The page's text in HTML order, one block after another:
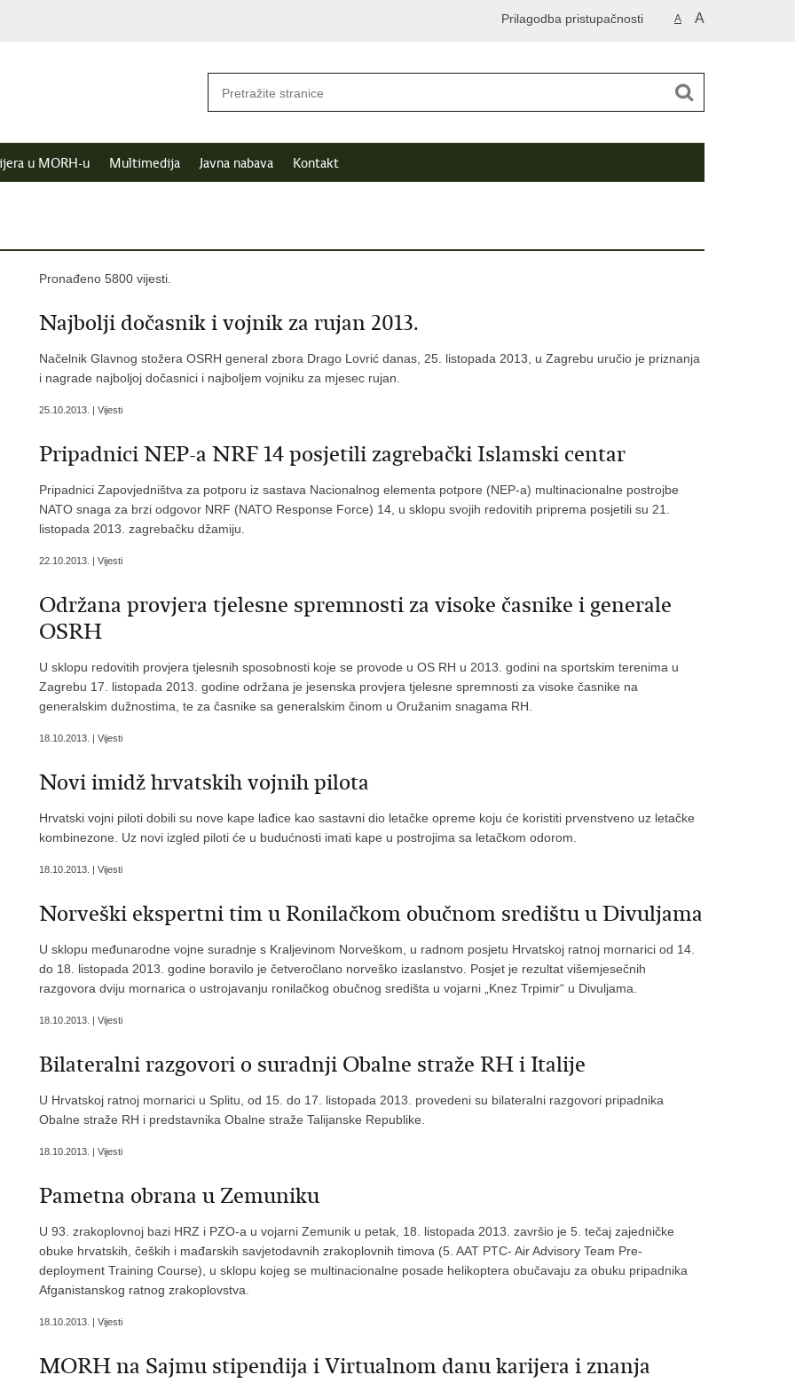
A A
Prilagodba pristupačnosti
u MORH-u Multimedija Javna nabava Kontakt
Pronađeno 5800 vijesti.
Najbolji dočasnik i vojnik za rujan 2013.
Načelnik Glavnog stožera OSRH general zbora Drago Lovrić danas, 25. listopada 2013, u Zagrebu uručio je priznanja
i nagrade najboljoj dočasnici i najboljem vojniku za mjesec rujan.
25.10.2013. | Vijesti
Pripadnici NEP-a NRF 14 posjetili zagrebački Islamski centar
Pripadnici Zapovjedništva za potporu iz sastava Nacionalnog elementa potpore (NEP-a) multinacionalne postrojbe
NATO snaga za brzi odgovor NRF (NATO Response Force) 14, u sklopu svojih redovitih priprema posjetili su 21.
listopada 2013. zagrebačku džamiju.
22.10.2013. | Vijesti
Održana provjera tjelesne spremnosti za visoke časnike i generale
OSRH
U sklopu redovitih provjera tjelesnih sposobnosti koje se provode u OS RH u 2013. godini na sportskim terenima u
Zagrebu 17. listopada 2013. godine održana je jesenska provjera tjelesne spremnosti za visoke časnike na
generalskim dužnostima, te za časnike sa generalskim činom u Oružanim snagama RH.
18.10.2013. | Vijesti
Novi imidž hrvatskih vojnih pilota
Hrvatski vojni piloti dobili su nove kape lađice kao sastavni dio letačke opreme koju će koristiti prvenstveno uz letačke
kombinezone. Uz novi izgled piloti će u budućnosti imati kape u postrojima sa letačkom odorom.
18.10.2013. | Vijesti
Norveški ekspertni tim u Ronilačkom obučnom središtu u Divuljama
U sklopu međunarodne vojne suradnje s Kraljevinom Norveškom, u radnom posjetu Hrvatskoj ratnoj mornarici od 14.
do 18. listopada 2013. godine boravilo je četveročlano norveško izaslanstvo. Posjet je rezultat višemjesečnih
razgovora dviju mornarica o ustrojavanju ronilačkog obučnog središta u vojarni „Knez Trpimir“ u Divuljama.
18.10.2013. | Vijesti
Bilateralni razgovori o suradnji Obalne straže RH i Italije
U Hrvatskoj ratnoj mornarici u Splitu, od 15. do 17. listopada 2013. provedeni su bilateralni razgovori pripadnika
Obalne straže RH i predstavnika Obalne straže Talijanske Republike.
18.10.2013. | Vijesti
Pametna obrana u Zemuniku
U 93. zrakoplovnoj bazi HRZ i PZO-a u vojarni Zemunik u petak, 18. listopada 2013. završio je 5. tečaj zajedničke
obuke hrvatskih, čeških i mađarskih savjetodavnih zrakoplovnih timova (5. AAT PTC- Air Advisory Team Pre-
deployment Training Course), u sklopu kojeg se multinacionalne posade helikoptera obučavaju za obuku pripadnika
Afganistanskog ratnog zrakoplovstva.
18.10.2013. | Vijesti
MORH na Sajmu stipendija i Virtualnom danu karijera i znanja